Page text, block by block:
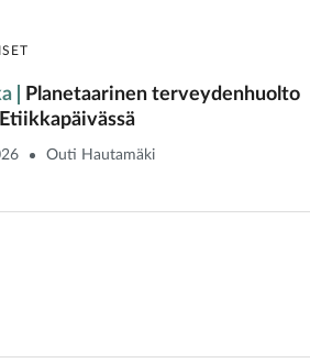
Planetaarinen terveydenhuolto
Outi Hautamäki